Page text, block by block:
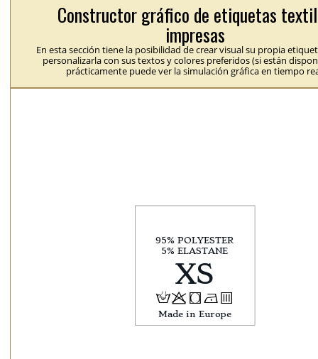
Constructor gráfico de etiquetas
impresas
En esta sección tiene la posibilidad de crear visual su propia
personalizarla con sus textos y colores preferidos (si están
prácticamente puede ver la simulación gráfica en tiempo
Hp jNb